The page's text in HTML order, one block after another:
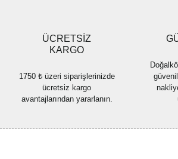
ÜCRETSİZ
KARGO
1750 ₺ üzeri siparişlerinizde
ücretsiz kargo
avantajlarından yararlanın.